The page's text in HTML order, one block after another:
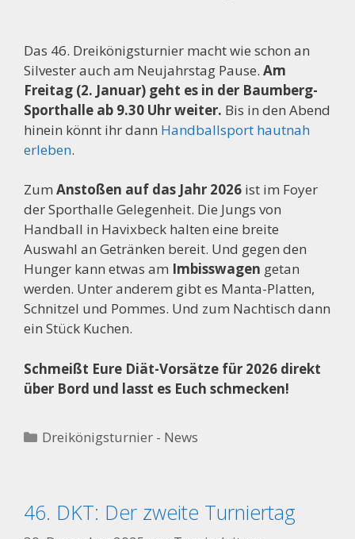
Das 46. Dreikönigsturnier macht wie schon an
Silvester auch am Neujahrstag Pause. Am
Freitag (2. Januar) geht es in der Baumberg-
Sporthalle ab 9.30 Uhr weiter. Bis in den Abend
hinein könnt ihr dann Handballsport hautnah
erleben.
Zum Anstoßen auf das Jahr 2026 ist im Foyer
der Sporthalle Gelegenheit. Die Jungs von
Handball in Havixbeck halten eine breite
Auswahl an Getränken bereit. Und gegen den
Hunger kann etwas am Imbisswagen getan
werden. Unter anderem gibt es Manta-Platten,
Schnitzel und Pommes. Und zum Nachtisch dann
ein Stück Kuchen.
Schmeißt Eure Diät-Vorsätze für 2026 direkt
über Bord und lasst es Euch schmecken!
Kategorien
Dreikönigsturnier - News
46. DKT: Der zweite Turniertag